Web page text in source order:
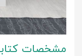
مشخصات